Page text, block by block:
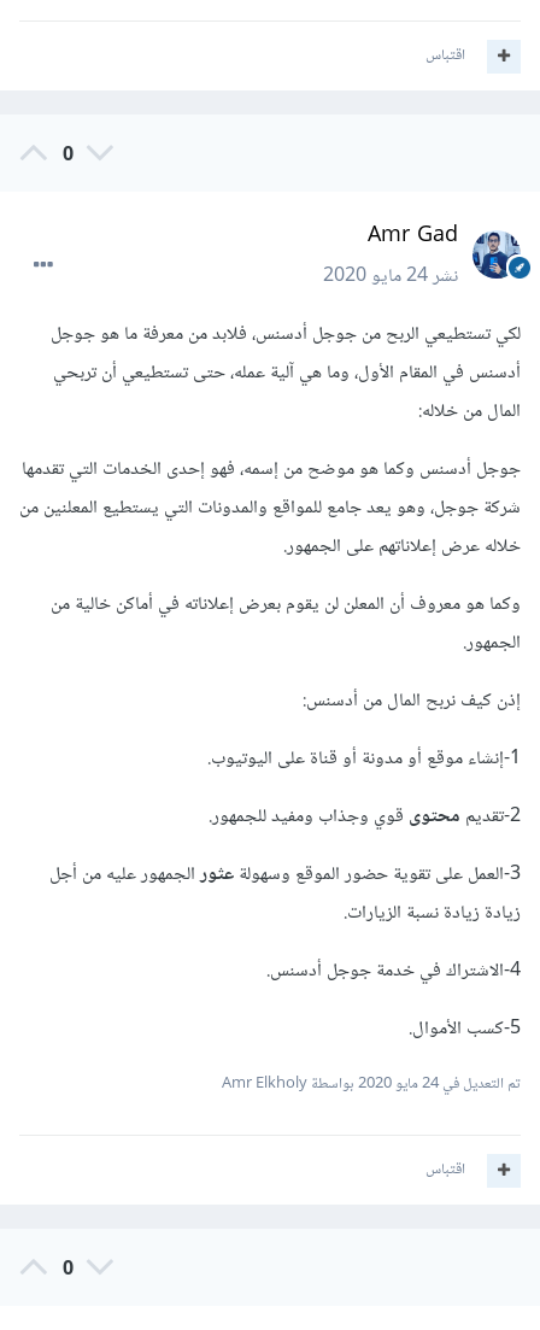
اقتباس
0
Amr Gad
نشر24 مايو 2020
لكي تستطيعي الربح من جوجل أدسنس، فلابد من معرفة ما هو جوجل
أدسنس في المقام الأول، وما هي آلية عمله، حتى تستطيعي أن تربحي
المال من خلاله:
جوجل أدسنس وكما هو موضح من إسمه، فهو إحدى الخدمات التي تقدمها
شركة جوجل، وهو يعد جامع للمواقع والمدونات التي يستطيع المعلنين من
خلاله عرض إعلاناتهم على الجمهور.
وكما هو معروف أن المعلن لن يقوم بعرض إعلاناته في أماكن خالية من
الجمهور.
إذن كيف نربح المال من أدسنس:
1-إنشاء موقع أو مدونة أو قناة على اليوتيوب.
2-تقديم
محتوىقوي وجذاب ومفيد للجمهور.
3-العمل على تقوية حضور الموقع وسهولة
عثورالجمهور عليه من أجل
زيادة زيادة نسبة الزيارات.
4-الاشتراك في خدمة جوجل أدسنس.
5-كسب الأموال.
تم التعديل في24 مايو 2020 بواسطة Amr Elkholy
اقتباس
0